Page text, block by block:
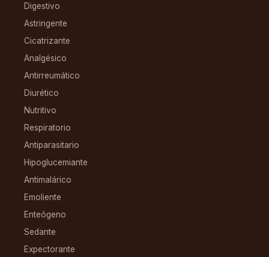
Digestivo
Astringente
Cicatrizante
Analgésico
Antirreumático
Diurético
Nutritivo
Respiratorio
Antiparasitario
Hipoglucemiante
Antimalárico
Emoliente
Enteógeno
Sedante
Expectorante